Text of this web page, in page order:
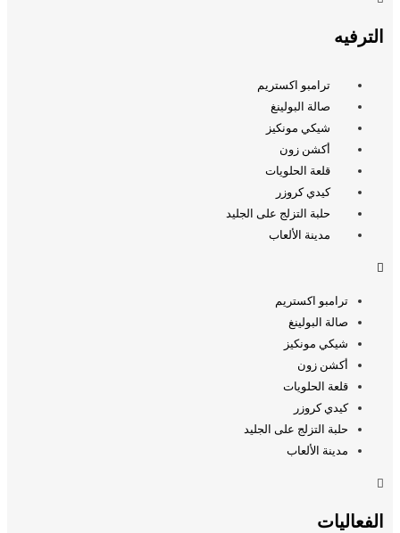
الترفيه
ترامبو اكستريم
صالة البولينغ
شيكي مونكيز
أكشن زون
قلعة الحلويات
كيدي كروزر
حلبة التزلج على الجليد
مدينة الألعاب
ترامبو اكستريم
صالة البولينغ
شيكي مونكيز
أكشن زون
قلعة الحلويات
كيدي كروزر
حلبة التزلج على الجليد
مدينة الألعاب
الفعاليات